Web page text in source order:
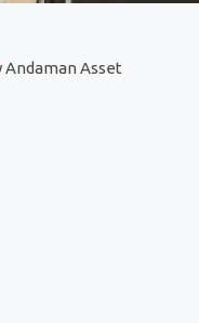
Andaman Asset